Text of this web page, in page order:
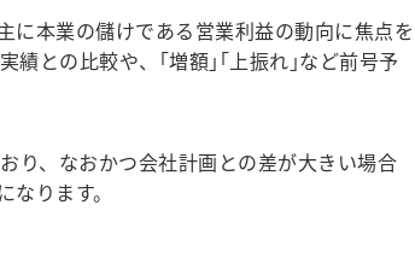
本業の儲けである営業利益の動向に焦点を
績との比較や、｢増額｣｢上振れ｣など前号予
り、なおかつ会社計画との差が大きい場合
ります。